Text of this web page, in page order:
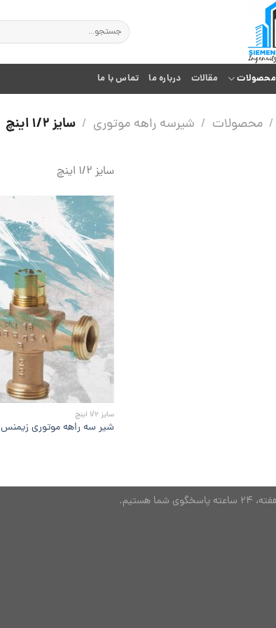
جستجو
برای:
محصولات مقالات درباره ما تماس با ما
/ محصولات / شیرسه راهه موتوری / سایز 1/2 اینچ
سایز 1/2 اینچ
سایز 1/2 اینچ
شیر سه راهه موتوری زیمنس ۱/۲ اینچ